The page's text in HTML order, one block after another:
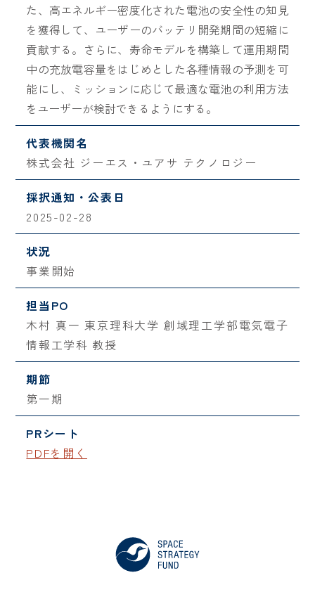
た、高エネルギー密度化された電池の安全性の知見
を獲得して、ユーザーのバッテリ開発期間の短縮に
貢献する。さらに、寿命モデルを構築して運用期間
中の充放電容量をはじめとした各種情報の予測を可
能にし、ミッションに応じて最適な電池の利用方法
をユーザーが検討できるようにする。
代表機関名
株式会社 ジーエス・ユアサ テクノロジー
採択通知・公表日
2025-02-28
状況
事業開始
担当PO
木村 真一 東京理科大学 創域理工学部電気電子
情報工学科 教授
期節
第一期
PRシート
PDFを開く